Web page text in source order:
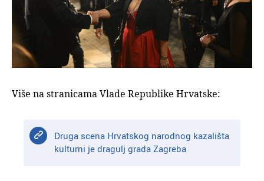
Više na stranicama Vlade Republike Hrvatske:
Druga scena Hrvatskog narodnog kazališta
kulturni je dragulj grada Zagreba